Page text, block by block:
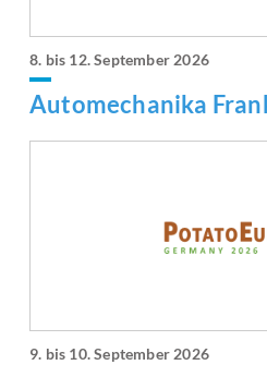
8. bis 12. September 2026
Automechanika
9. bis 10. September 2026